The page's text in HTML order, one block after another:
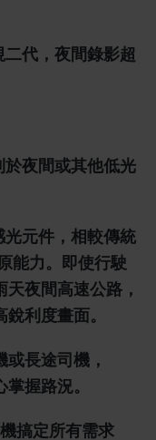
代，夜間錄影超
夜間或其他低光
元件，相較傳統
能力。即使行駛
夜間高速公路，
利度畫面。
長途司機，
握路況。
搞定所有需求